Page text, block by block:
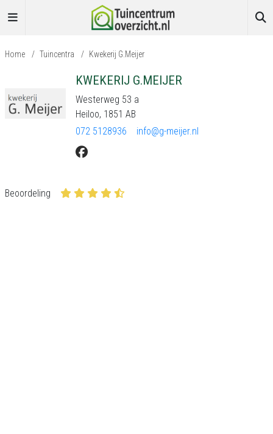
Home / Tuincentra / Kwekerij G.Meijer
KWEKERIJ G.MEIJER
Westerweg 53 a
Heiloo, 1851 AB
072 5128936
info@g-meijer.nl
Beoordeling